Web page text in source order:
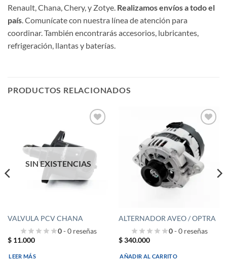
Renault, Chana, Chery, y Zotye. Realizamos envíos a todo el
país . Comunícate con nuestra línea de atención para
coordinar. También encontrarás accesorios, lubricantes,
refrigeración, llantas y baterías.
PRODUCTOS RELACIONADOS
deseos
SIN EXISTENCIAS
VALVULA PCV CHANA
0- 0 reseñas
$11.000
LEER MÁS
Añadir
a la
lista de
deseos
ALTERNADOR AVEO / OPTRA
0- 0 reseñas
$340.000
AÑADIR AL CARRITO